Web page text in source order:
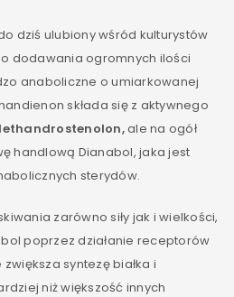
dziś ulubiony wśród kulturystów
dodawania ogromnych ilości
anaboliczne o umiarkowanej
składa się z aktywnego
ale na ogół
handlową Dianabol, jaka jest
sterydów.
zarówno siły jak i wielkości,
poprzez działanie receptorów
syntezę białka i
niż większość innych